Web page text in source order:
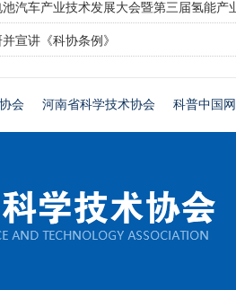
汽车产业技术发展大会暨第三届氢能产
宣讲《科协条例》
会 河南省科学技术协会 科普中国网